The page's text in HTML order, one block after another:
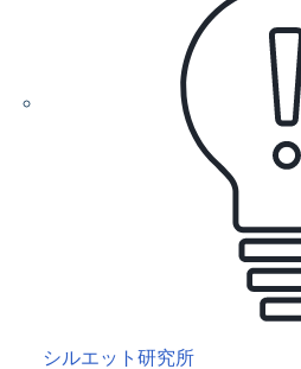
シルエット研究所